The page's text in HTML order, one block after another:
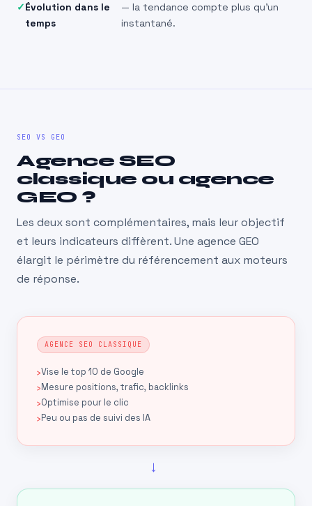
Évolution dans le
temps
— la tendance compte plus qu’un
instantané.
SEO VS GEO
Agence SEO
classique ou agence
GEO ?
Les deux sont complémentaires, mais leur objectif
et leurs indicateurs diffèrent. Une agence GEO
élargit le périmètre du référencement aux moteurs
de réponse.
AGENCE SEO CLASSIQUE
Vise le top 10 de Google
Mesure positions, trafic, backlinks
Optimise pour le clic
Peu ou pas de suivi des IA
→